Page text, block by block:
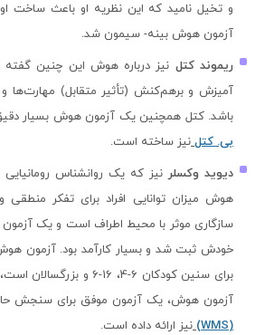
و تخیل نامید که این نظریه او باعث ساخت
آزمون هوش بینه- سیمون شد.
ریموند کتل نیز درباره هوش این چنین
آمیزش و برهم‌کنش (تأثیر متقابل) مهارت‌ها
باشد. کتل همچنین یک آزمون هوش بسیار
بی. کتل نیز ساخته است.
دیوید وکسلر نیز که یک روانشناس
هوش میزان توانایی افراد برای تفکر منطقی
سازگاری موثر با محیط اطراف است و یک آزمون
خودش ثبت شد و بسیار کارآمد بود. آزمون
برای سنین کودکان 6-4، 16-6
آزمون هوش، یک آزمون موفق برای سنجش
(WMS)
نیز ارائه داده است.